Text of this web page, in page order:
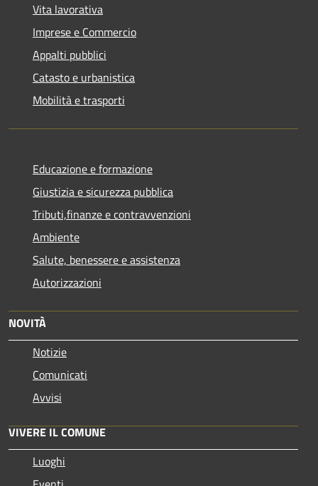
Vita lavorativa
Imprese e Commercio
Appalti pubblici
Catasto e urbanistica
Mobilità e trasporti
Educazione e formazione
Giustizia e sicurezza pubblica
Tributi,finanze e contravvenzioni
Ambiente
Salute, benessere e assistenza
Autorizzazioni
NOVITÀ
Notizie
Comunicati
Avvisi
VIVERE IL COMUNE
Luoghi